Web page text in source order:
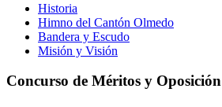
Historia
Himno del Cantón Olmedo
Bandera y Escudo
Misión y Visión
Concurso de Méritos y Oposición